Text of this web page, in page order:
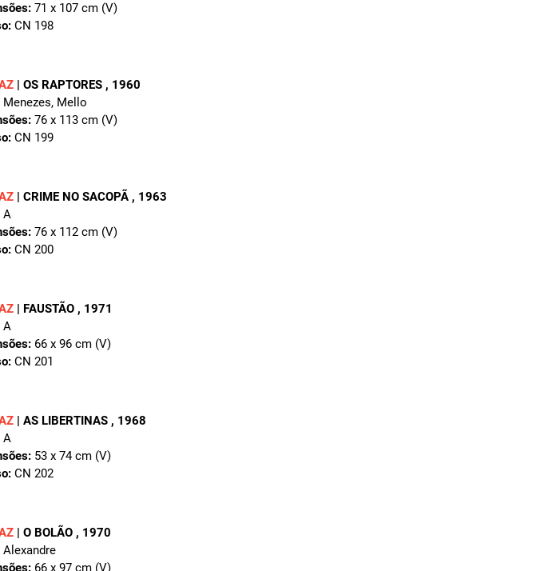
71 x 107 cm (V)
CN 198
OS RAPTORES , 1960
Menezes, Mello
76 x 113 cm (V)
CN 199
CRIME NO SACOPÃ , 1963
A
76 x 112 cm (V)
CN 200
FAUSTÃO , 1971
A
66 x 96 cm (V)
CN 201
AS LIBERTINAS , 1968
A
53 x 74 cm (V)
CN 202
O BOLÃO , 1970
Alexandre
66 x 97 cm (V)